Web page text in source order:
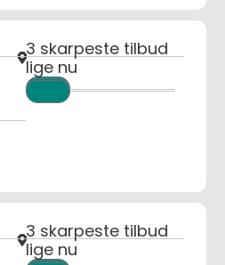
3 skarpeste tilbud
lige nu
3 skarpeste tilbud
lige nu